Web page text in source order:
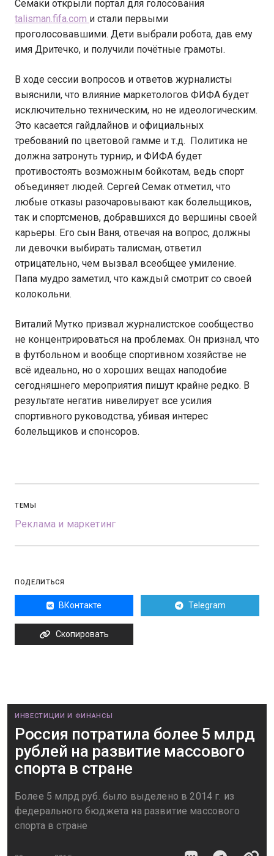
Семаки открыли портал для голосования
talisman.fifa.com и стали первыми
проголосовавшими. Дети выбрали робота, дав ему
имя Дритечко, и получили почётные грамоты.
В ходе сессии вопросов и ответов журналисты
выяснили, что влияние маркетологов ФИФА будет
исключительно техническим, но не идеологическим.
Это касается гайдлайнов и официальных
требований по цветовой гамме и т.д. Политика не
должна затронуть турнир, и ФИФА будет
противостоять возможным бойкотам, ведь спорт
объединяет людей. Сергей Семак отметил, что
любые отказы разочаровывают как болельщиков,
так и спортсменов, добравшихся до вершины своей
карьеры. Его сын Ваня, отвечая на вопрос, должны
ли девочки выбирать талисман, ответил
отрицательно, чем вызвал всеобщее умиление.
Папа мудро заметил, что каждый смотрит со своей
колокольни.
Виталий Мутко призвал журналистское сообщество
не концентрироваться на проблемах. Он признал, что
в футбольном и вообще спортивном хозяйстве не
всё идеально, но о хороших вещах наподобие
сегодняшнего мероприятия пишут крайне редко. В
результате негатив нивелирует все усилия
спортивного руководства, убивая интерес
болельщиков и спонсоров.
ТЕМЫ
Реклама и маркетинг
ПОДЕЛИТЬСЯ
ВКонтакте Telegram
Скопировать
ИНВЕСТИЦИИ И ФИНАНСЫ
Россия потратила более 5 млрд
рублей на развитие массового
спорта в стране
Более 5 млрд руб. было выделено в 2014 г. из
федерального бюджета на развитие массового
спорта в стране